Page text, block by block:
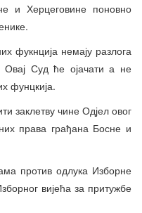
и Херцеговине поновно
фукнција немају разлога
Овај Суд ће ојачати а не
фунцкија.
заклетву чине Одјел овог
права грађана Босне и
против одлука Изборне
вијећа за притужбе